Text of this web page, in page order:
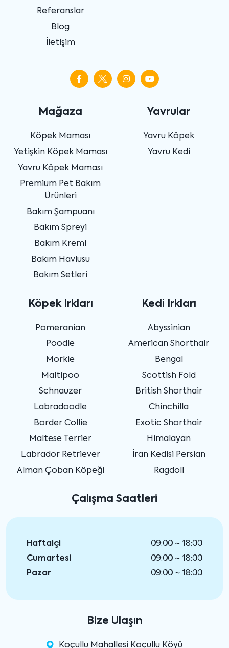
Referanslar
Blog
İletişim
Mağaza
Köpek Maması
Yetişkin Köpek Maması
Yavru Köpek Maması
Premium Pet Bakım
Ürünleri
Bakım Şampuanı
Bakım Spreyi
Bakım Kremi
Bakım Havlusu
Bakım Setleri
Yavrular
Yavru Köpek
Yavru Kedi
Köpek Irkları
Pomeranian
Poodle
Morkie
Maltipoo
Schnauzer
Labradoodle
Border Collie
Maltese Terrier
Labrador Retriever
Alman Çoban Köpeği
Kedi Irkları
Abyssinian
American Shorthair
Bengal
Scottish Fold
British Shorthair
Chinchilla
Exotic Shorthair
Himalayan
İran Kedisi Persian
Ragdoll
Çalışma Saatleri
Haftaiçi
09:00 ~ 18:00
Cumartesi
09:00 ~ 18:00
Pazar
09:00 ~ 18:00
Bize Ulaşın
Koçullu Mahallesi Koçullu Köyü